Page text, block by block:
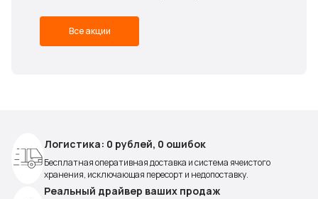
Все акции
Логистика: 0 рублей, 0 ошибок
Бесплатная оперативная доставка и система ячеистого
хранения, исключающая пересорт и недопоставку.
Реальный драйвер ваших продаж